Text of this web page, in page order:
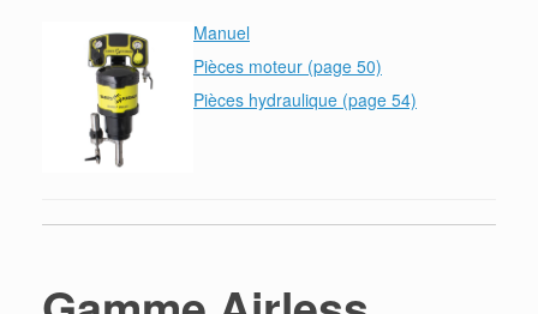
Manuel
Pièces moteur (page 50)
Pièces hydraulique (page 54)